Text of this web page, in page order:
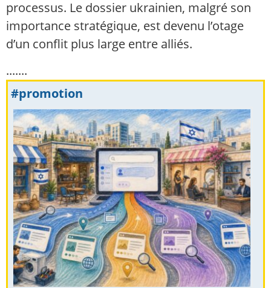
processus. Le dossier ukrainien, malgré son
importance stratégique, est devenu l’otage
d’un conflit plus large entre alliés.
.......
#promotion